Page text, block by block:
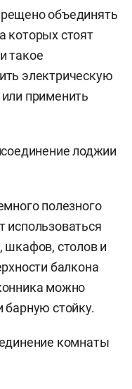
объединять
которых стоят
такое
электрическую
применить
лоджии
полезного
использоваться
шкафов, столов и
балкона
можно
барную стойку.
комнаты